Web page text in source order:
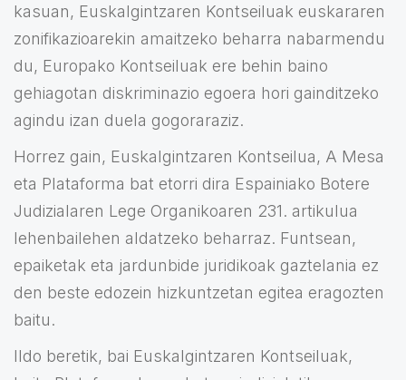
kasuan, Euskalgintzaren Kontseiluak euskararen
zonifikazioarekin amaitzeko beharra nabarmendu
du, Europako Kontseiluak ere behin baino
gehiagotan diskriminazio egoera hori gainditzeko
agindu izan duela gogoraraziz.
Horrez gain, Euskalgintzaren Kontseilua, A Mesa
eta Plataforma bat etorri dira Espainiako Botere
Judizialaren Lege Organikoaren 231. artikulua
lehenbailehen aldatzeko beharraz. Funtsean,
epaiketak eta jardunbide juridikoak gaztelania ez
den beste edozein hizkuntzetan egitea eragozten
baitu.
Ildo beretik, bai Euskalgintzaren Kontseiluak,